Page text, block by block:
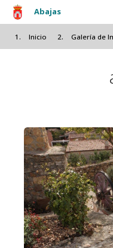
Pasar al
Abajas
Inicio Galería de